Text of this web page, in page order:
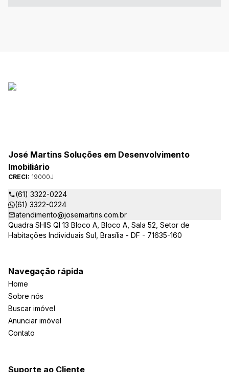
José Martins Soluções em Desenvolvimento
Imobiliário
CRECI: 19000J
(61) 3322-0224
(61) 3322-0224
atendimento@josemartins.com.br
Quadra SHIS QI 13 Bloco A, Bloco A, Sala 52, Setor de
Habitações Individuais Sul, Brasília - DF - 71635-160
Navegação rápida
Home
Sobre nós
Buscar imóvel
Anunciar imóvel
Contato
Suporte ao Cliente